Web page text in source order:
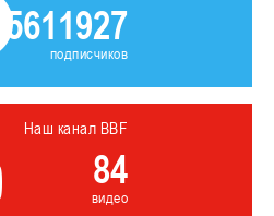
5611927
подписчиков
Наш канал BBF
84
видео